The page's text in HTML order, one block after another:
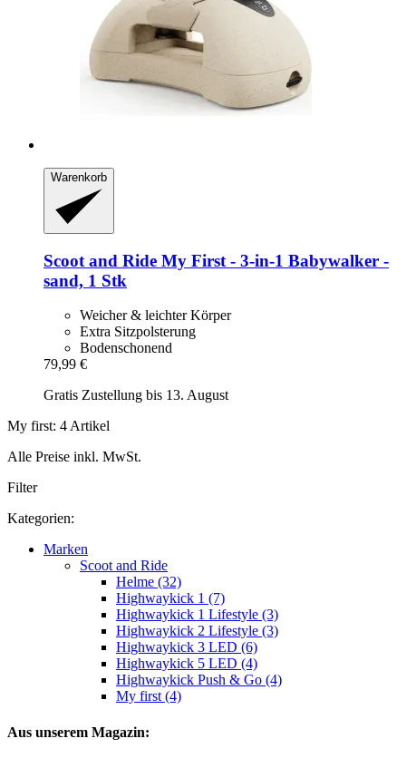
Warenkorb
Scoot and Ride My First -​ 3-​in-​1 Babywalker -​
sand, 1 Stk
Weicher & leichter Körper
Extra Sitzpolsterung
Bodenschonend
79,99 €
Gratis Zustellung bis 13. August
My first: 4 Artikel
Alle Preise inkl. MwSt.
Filter
Kategorien:
Marken
Scoot and Ride
Helme (32)
Highwaykick 1 (7)
Highwaykick 1 Lifestyle (3)
Highwaykick 2 Lifestyle (3)
Highwaykick 3 LED (6)
Highwaykick 5 LED (4)
Highwaykick Push & Go (4)
My first (4)
Aus unserem Magazin: